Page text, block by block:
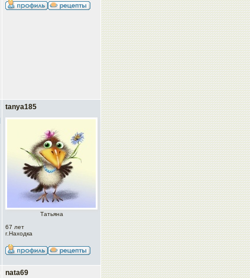
tanya185
Татьяна
67 лет
г.Находка
nata69